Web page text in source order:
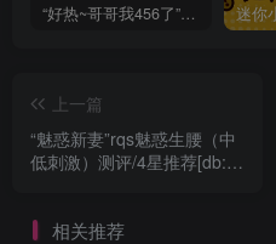
“好热~哥哥我456了”GXP发热试炼评测4星推荐[db:副标题]
上一篇
“魅惑新妻”rqs魅惑生腰（中
低刺激）测评/4星推荐[db:副
相关推荐